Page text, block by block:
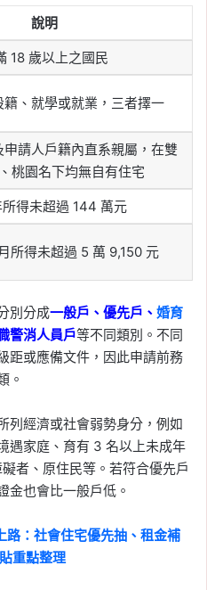
說明
18 歲以上之國民
、就學或就業，三者擇一
申請人戶籍內直系親屬，在雙
桃園名下均無自有住宅
所得未超過 144 萬元
所得未超過 5 萬 9,150 元
別分成一般戶、優先戶、 婚育
警消人員戶等不同類別。不同
距或應備文件，因此申請前務
。
列經濟或社會弱勢身分，例如
遇家庭、育有 3 名以上未成年
者、原住民等。若符合優先戶
金也會比一般戶低。
：社會住宅優先抽、租金補
重點整理